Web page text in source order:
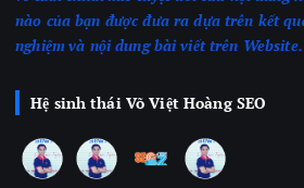
nào của bạn được đưa ra dựa trên kết
nghiệmvà nội dung bài viết trên Website.
Hệ sinh thái Võ Việt Hoàng SEO